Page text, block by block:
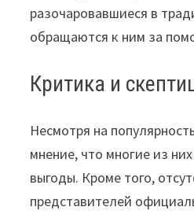
разочаровавшиеся в
обращаются к ним за
Критика и
Несмотря на
мнение, что многие из
выгоды. Кроме того,
представителей